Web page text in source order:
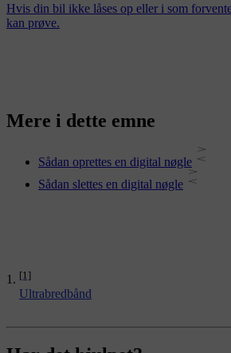
[1]
Ultrabredbånd
Hvis din bil ikke låses op eller i som
kan prøve.
Mere i dette emne
Sådan oprettes en digital nøgle
Sådan slettes en digital nøgle